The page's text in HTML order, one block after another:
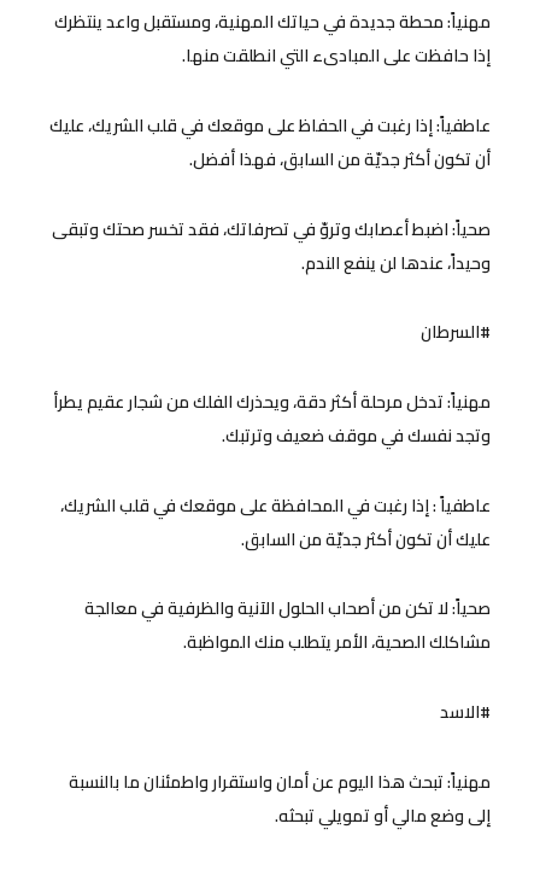
مهنياً: محطة جديدة في حياتك المهنية، ومستقبل واعد ينتظرك
إذا حافظت على المبادىء التي انطلقت منها.
عاطفياً: إذا رغبت في الحفاظ على موقعك في قلب الشريك، عليك
أن تكون أكثر جديّة من السابق، فهذا أفضل.
صحياً: اضبط أعصابك وتروّ في تصرفاتك، فقد تخسر صحتك وتبقى
وحيداً، عندها لن ينفع الندم.
#السرطان
مهنياً: تدخل مرحلة أكثر دقة، ويحذرك الفلك من شجار عقيم يطرأ
وتجد نفسك في موقف ضعيف وترتبك.
عاطفياً : إذا رغبت في المحافظة على موقعك في قلب الشريك،
عليك أن تكون أكثر جديّة من السابق.
صحياً: لا تكن من أصحاب الحلول الآنية والظرفية في معالجة
مشاكلك الصحية، الأمر يتطلب منك المواظبة.
#الاسد
مهنياً: تبحث هذا اليوم عن أمان واستقرار واطمئنان ما بالنسبة
إلى وضع مالي أو تمويلي تبحثه.